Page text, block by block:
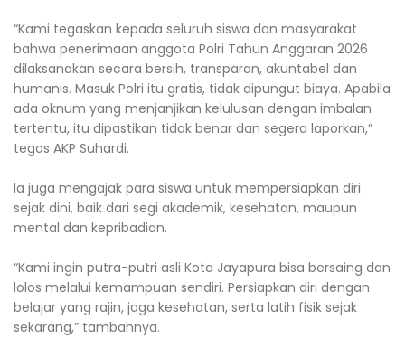
‎“Kami tegaskan kepada seluruh siswa dan masyarakat
bahwa penerimaan anggota Polri Tahun Anggaran 2026
dilaksanakan secara bersih, transparan, akuntabel dan
humanis. Masuk Polri itu gratis, tidak dipungut biaya. Apabila
ada oknum yang menjanjikan kelulusan dengan imbalan
tertentu, itu dipastikan tidak benar dan segera laporkan,”
tegas AKP Suhardi.
‎Ia juga mengajak para siswa untuk mempersiapkan diri
sejak dini, baik dari segi akademik, kesehatan, maupun
mental dan kepribadian.
‎“Kami ingin putra-putri asli Kota Jayapura bisa bersaing dan
lolos melalui kemampuan sendiri. Persiapkan diri dengan
belajar yang rajin, jaga kesehatan, serta latih fisik sejak
sekarang,” tambahnya.